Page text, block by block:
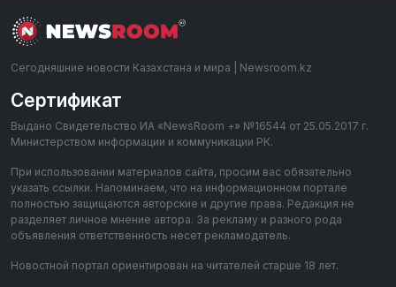
Сегодняшние новости Казахстана и мира | Newsroom.kz
Сертификат
Выдано Свидетельство ИА «NewsRoom +» №16544 от 25.05.2017 г.
Министерством информации и коммуникации РК.
При использовании материалов сайта, просим вас обязательно
указать ссылки. Напоминаем, что на информационном портале
полностью защищаются авторские и другие права. Редакция не
разделяет личное мнение автора. За рекламу и разного рода
объявления ответственность несет рекламодатель.
Новостной портал ориентирован на читателей старше 18 лет.